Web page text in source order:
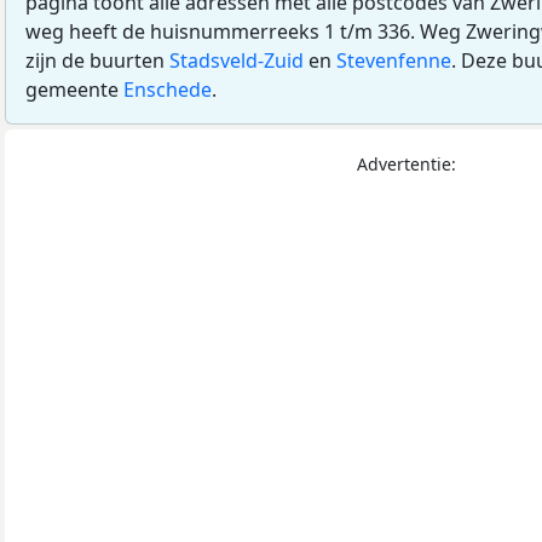
weg heeft de huisnummerreeks 1 t/m 336. Weg
zijn de buurten Stadsveld-Zuid en Stevenfenne. Deze
gemeente Enschede.
Advertentie: